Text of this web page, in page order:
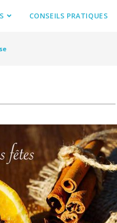
CONSEILS PRATIQUES